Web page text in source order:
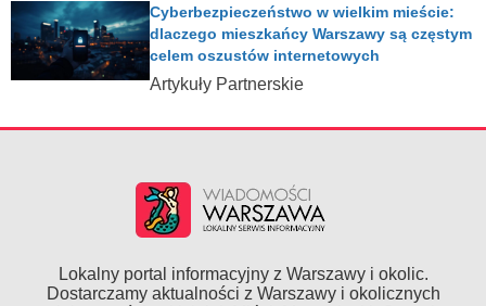
Artykuły Partnerskie
Cyberbezpieczeństwo w wielkim mieście:
dlaczego mieszkańcy Warszawy są częstym
celem oszustów internetowych
Lokalny portal informacyjny z Warszawy i okolic.
Dostarczamy aktualności z Warszawy i okolicznych